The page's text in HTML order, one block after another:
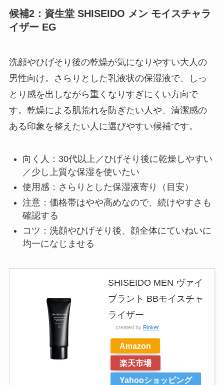
候補2：資生堂 SHISEIDO メン モイスチャラ
イザー EG
洗顔やひげそり後の乾燥が気になりやすい大人の
男性向け。さらりとした乳液状の保湿液で、しっ
とり感を出しながら重くなりすぎにくい方向で
す。乾燥による肌荒れを防ぎたい人や、清潔感の
ある印象を整えたい人に選びやすい候補です。
向く人：30代以上／ひげそり後に乾燥しやすい
／少し上質な保湿を使いたい
使用感：さらりとした保湿液寄り（目安）
注意：価格帯はやや高めなので、続けやすさも
確認する
コツ：洗顔やひげそり後、顔全体にていねいに
均一になじませる
SHISEIDO MEN ヴァイ
ブラント BBモイスチャ
ライザー
created by Rinker
Amazon
楽天市場
Yahooショッピング